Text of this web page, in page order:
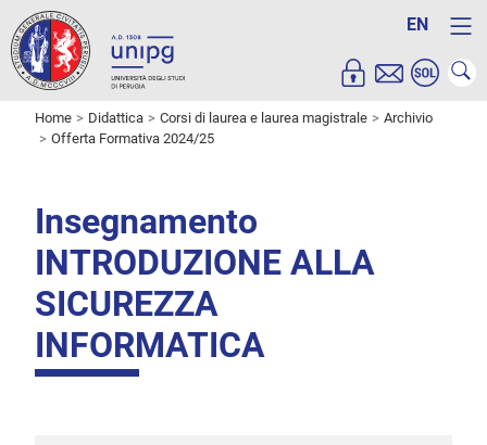
EN
Home Didattica Corsi di laurea e laurea magistrale
Archivio
Offerta Formativa 2024/25
Insegnamento
INTRODUZIONE ALLA
SICUREZZA
INFORMATICA